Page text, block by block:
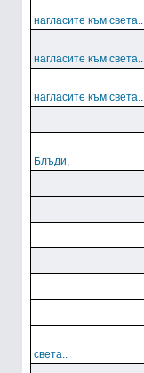
нагласите към света..
нагласите към света..
нагласите към света..
Блъди,
света..